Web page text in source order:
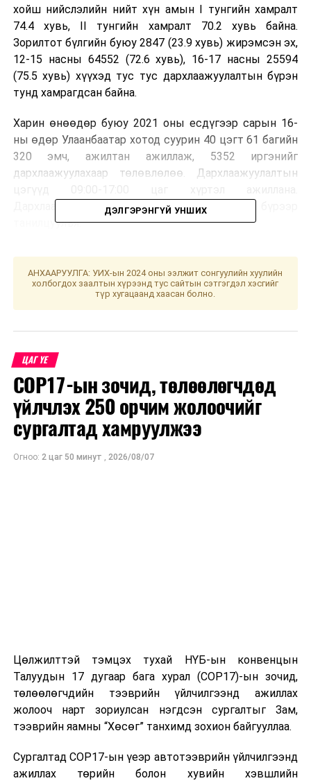
хойш нийслэлийн нийт хүн амын I тунгийн хамралт
74.4 хувь, II тунгийн хамралт 70.2 хувь байна.
Зорилтот бүлгийн буюу 2847 (23.9 хувь) жирэмсэн эх,
12-15 насны 64552 (72.6 хувь), 16-17 насны 25594
(75.5 хувь) хүүхэд тус тус дархлаажуулалтын бүрэн
тунд хамрагдсан байна.
Харин өнөөдөр буюу 2021 оны есдүгээр сарын 16-
ны өдөр Улаанбаатар хотод суурин 40 цэгт 61 багийн
320 эмч, ажилтан ажиллаж, 5352 иргэнийг
дархлаажуулахаар төлөвлөлөө. Дархлаажуулалтын
Дархлаажуулалтын цэгийг дүүрэг тус бүрээр
танилцуулъя.
ДЭЛГЭРЭНГҮЙ УНШИХ
АНХААРУУЛГА: УИХ-ын 2024 оны ээлжит сонгуулийн хуулийн
холбогдох заалтын хүрээнд тус сайтын сэтгэгдэл хэсгийг
түр хугацаанд хаасан болно.
ЦАГ ҮЕ
COP17-ын зочид, төлөөлөгчдөд
үйлчлэх 250 орчим жолоочийг
сургалтад хамруулжээ
Огноо: 2 цаг 50 минут , 2026/08/07
Цөлжилттэй тэмцэх тухай НҮБ-ын конвенцын
Талуудын 17 дугаар бага хурал (COP17)-ын зочид,
төлөөлөгчдийн тээврийн үйлчилгээнд ажиллах
жолооч нарт зориулсан нэгдсэн сургалтыг Зам,
тээврийн яамны “Хөсөг” танхимд зохион байгууллаа.
Сургалтад COP17-ын үеэр автотээврийн үйлчилгээнд
ажиллах төрийн болон хувийн хэвшлийн